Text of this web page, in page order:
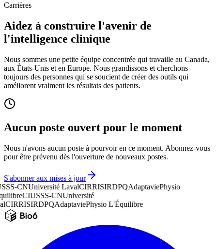
Carrières
Aidez à construire l'avenir de
l'intelligence clinique
Nous sommes une petite équipe concentrée qui travaille au Canada,
aux États-Unis et en Europe. Nous grandissons et cherchons
toujours des personnes qui se soucient de créer des outils qui
améliorent vraiment les résultats des patients.
Aucun poste ouvert pour le moment
Nous n'avons aucun poste à pourvoir en ce moment. Abonnez-vous
pour être prévenu dès l'ouverture de nouveaux postes.
S'abonner aux mises à jour
CNUniversité LavalCIRRISIRDPQAdaptaviePhysio
CIUSSS-CNUniversité
CIRRISIRDPQAdaptaviePhysio L'Équilibre